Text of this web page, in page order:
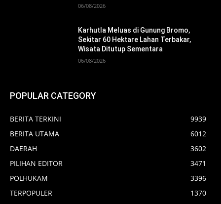
06/08/2026
Karhutla Meluas di Gunung Bromo,
Sekitar 60 Hektare Lahan Terbakar,
Wisata Ditutup Sementara
06/08/2026
POPULAR CATEGORY
BERITA TERKINI
9939
BERITA UTAMA
6012
DAERAH
3602
PILIHAN EDITOR
3471
POLHUKAM
3396
TERPOPULER
1370